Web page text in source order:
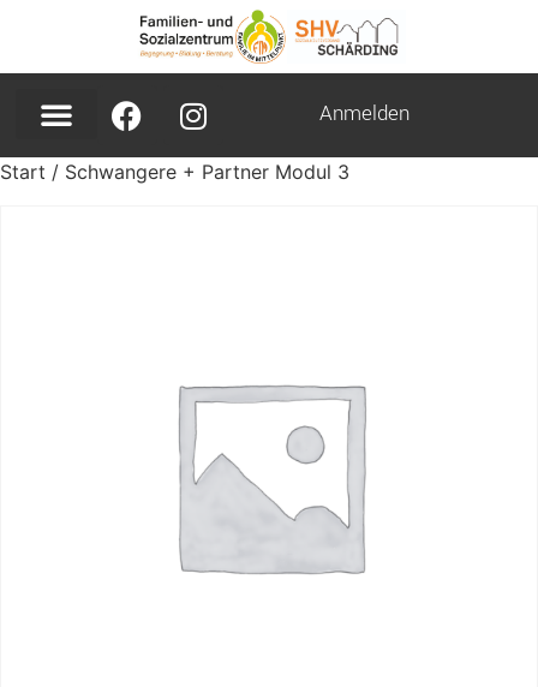
Anmelden
Start / Schwangere + Partner Modul 3